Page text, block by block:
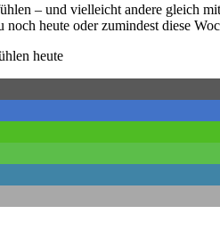
– und vielleicht andere gleich
noch heute oder zumindest diese
heute